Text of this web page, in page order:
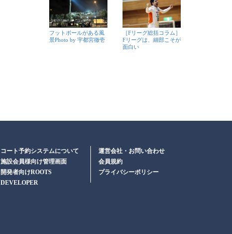
フットボールがある風
景Photo by 宇都宮徹壱
［Fリーグ総括コラム］
Fリーグは、細部こそが
面白い
コート予約システムについて
施設会員様向け管理画面
開発者向けROOTS
DEVELOPER
運営会社・お問い合わせ
会員規約
プライバシーポリシー